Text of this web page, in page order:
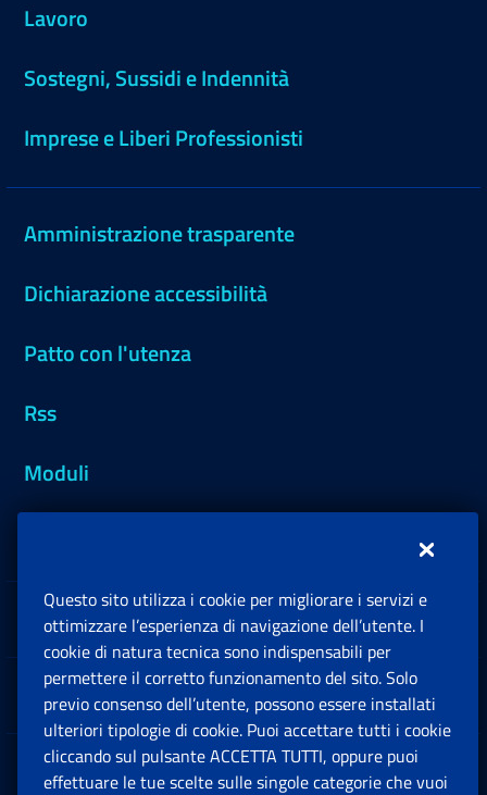
Lavoro
Sostegni, Sussidi e Indennità
Imprese e Liberi Professionisti
Amministrazione trasparente
Dichiarazione accessibilità
Patto con l'utenza
Rss
Moduli
Sedi e Contatti
Software
Note Legali
Questo sito utilizza i cookie per migliorare i servizi e
ottimizzare l’esperienza di navigazione dell’utente. I
cookie di natura tecnica sono indispensabili per
permettere il corretto funzionamento del sito. Solo
previo consenso dell’utente, possono essere installati
ulteriori tipologie di cookie. Puoi accettare tutti i cookie
cliccando sul pulsante ACCETTA TUTTI, oppure puoi
effettuare le tue scelte sulle singole categorie che vuoi